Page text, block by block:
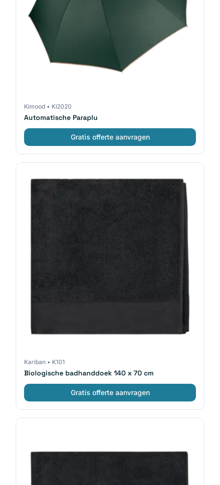
Kimood • KI2020
Automatische Paraplu
Gratis offerte aanvragen
Kariban • K101
Biologische badhanddoek 140 x 70 cm
Gratis offerte aanvragen